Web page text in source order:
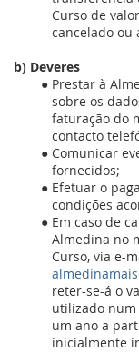
Curso de
cancelado ou
b) Deveres
Prestar à
sobre os
faturação do
contacto
Comunicar
fornecidos;
Efetuar o
condições
Em caso de
Almedina no
Curso, via e-
reter-se-á o
utilizado num
um ano a
inicialmente